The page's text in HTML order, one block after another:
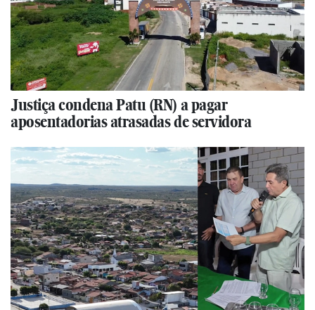
Justiça condena Patu (RN) a pagar
aposentadorias atrasadas de servidora